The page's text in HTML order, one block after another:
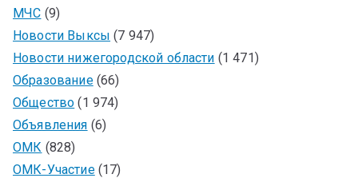
МЧС (9)
Новости Выксы (7 947)
Новости нижегородской области (1 471)
Образование(66)
Общество (1 974)
Объявления (6)
ОМК (828)
ОМК-Участие(17)